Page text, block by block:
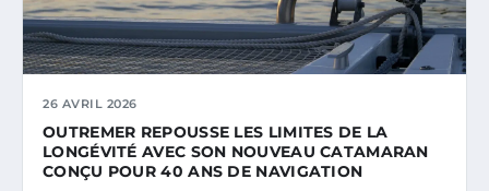
26 AVRIL 2026
OUTREMER REPOUSSE LES LIMITES DE LA
LONGÉVITÉ AVEC SON NOUVEAU CATAMARAN
CONÇU POUR 40 ANS DE NAVIGATION